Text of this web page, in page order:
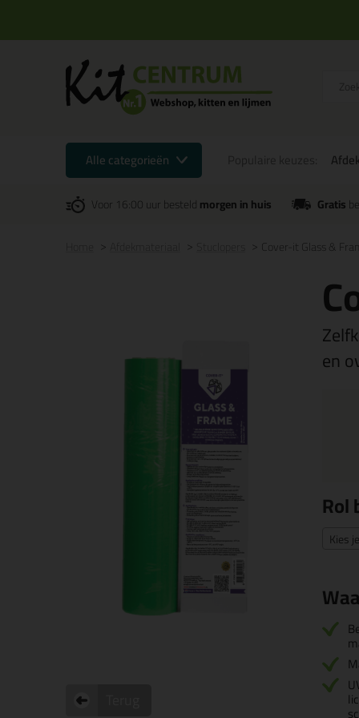
Alle categorieën
Voor 16:00 uur besteldmorgen in huis Gratis
Cover-it Glass &
en
Rol
Kies